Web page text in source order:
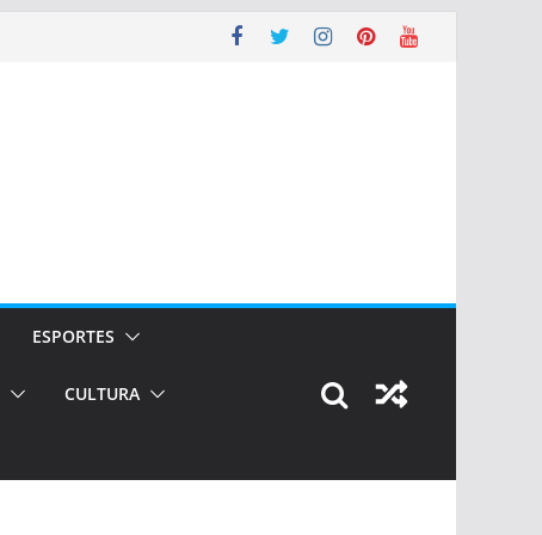
ESPORTES
CULTURA